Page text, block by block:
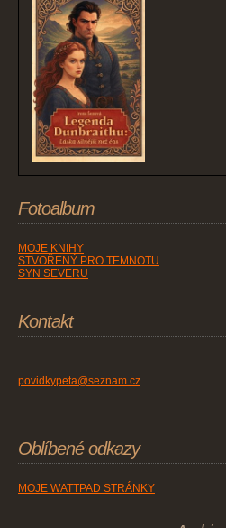
Fotoalbum
MOJE KNIHY
STVOŘENÝ PRO TEMNOTU
SYN SEVERU
Kontakt
povidkypeta@seznam.cz
Oblíbené odkazy
MOJE WATTPAD STRÁNKY